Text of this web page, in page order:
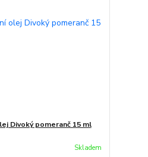
Divoký pomeranč 15 ml
Skladem